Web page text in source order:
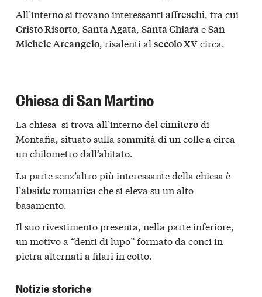
All’interno si trovano interessanti affreschi, tra cui
Cristo Risorto, Santa Agata, Santa ChiaraeSan
Michele Arcangelo, risalenti al secolo XVcirca.
Chiesa di San Martino
La chiesa si trova all’interno del cimiterodi
Montafia, situato sulla sommità di un colle a circa
un chilometro dall’abitato.
La parte senz’altro più interessante della chiesa è
l’abside romanica che si eleva su un alto
basamento.
Il suo rivestimento presenta, nella parte inferiore,
un motivo a “denti di lupo” formato da conci in
pietra alternati a filari in cotto.
Notizie storiche